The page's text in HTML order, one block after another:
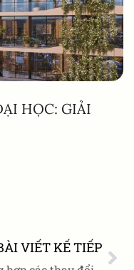
HỌC: GIẢI
VIẾT KẾ TIẾP